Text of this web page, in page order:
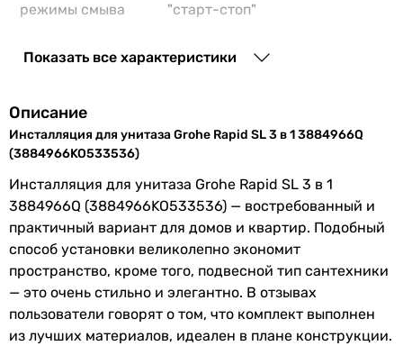
режимы смыва
"старт-стоп"
Установленный
Объем сливного
бачка
6 л, 9 л
Сиденье
унитаза
с микролифтом (soft close),
тонкое сиденье (slim)
Особенности
модели
безободковый унитаз (Rimless),
регулировка высоты
инсталляции, регулировка
глубины инсталляции
Показать все характеристики
Описание
Инсталляция для унитаза Grohe Rapid SL 3 в 1 3884966Q
(3884966KO533536)
Инсталляция для унитаза Grohe Rapid SL 3 в 1
3884966Q (3884966KO533536) — востребованный и
практичный вариант для домов и квартир. Подобный
способ установки великолепно экономит
пространство, кроме того, подвесной тип сантехники
— это очень стильно и элегантно. В отзывах
пользователи говорят о том, что комплект выполнен
из лучших материалов, идеален в плане конструкции.